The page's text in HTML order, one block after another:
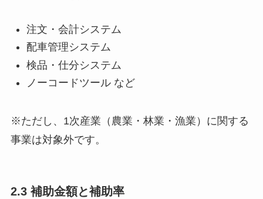
注文・会計システム
配車管理システム
検品・仕分システム
ノーコードツール など
※ただし、1次産業（農業・林業・漁業）に関する
事業は対象外です。
2.3 補助金額と補助率